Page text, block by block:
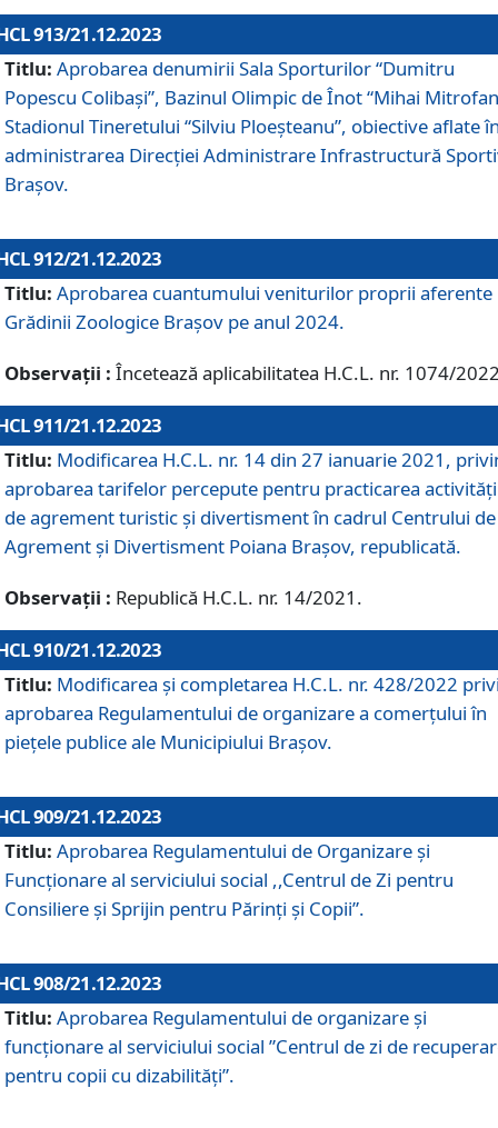
913/21.12.2023
Titlu: Aprobarea denumirii Sala Sporturilor “Dumitru
Popescu Colibași”, Bazinul Olimpic de Înot “Mihai
Stadionul Tineretului “Silviu Ploeșteanu”, obiective aflate
administrarea Direcției Administrare Infrastructură
Brașov.
912/21.12.2023
Titlu: Aprobarea cuantumului veniturilor proprii aferente
Grădinii Zoologice Braşov pe anul 2024.
Observații : Încetează aplicabilitatea H.C.L. nr. 1074/
911/21.12.2023
Titlu: Modificarea H.C.L. nr. 14 din 27 ianuarie 2021,
aprobarea tarifelor percepute pentru practicarea
de agrement turistic și divertisment în cadrul Centrului de
Agrement și Divertisment Poiana Brașov, republicată.
Observații : Republică H.C.L. nr. 14/2021.
910/21.12.2023
Titlu: Modificarea și completarea H.C.L. nr. 428/2022
aprobarea Regulamentului de organizare a comerțului în
piețele publice ale Municipiului Braşov.
909/21.12.2023
Titlu: Aprobarea Regulamentului de Organizare și
Funcționare al serviciului social ,,Centrul de Zi pentru
Consiliere şi Sprijin pentru Părinţi şi Copii”.
908/21.12.2023
Titlu: Aprobarea Regulamentului de organizare şi
funcţionare al serviciului social ”Centrul de zi de
pentru copii cu dizabilități”.